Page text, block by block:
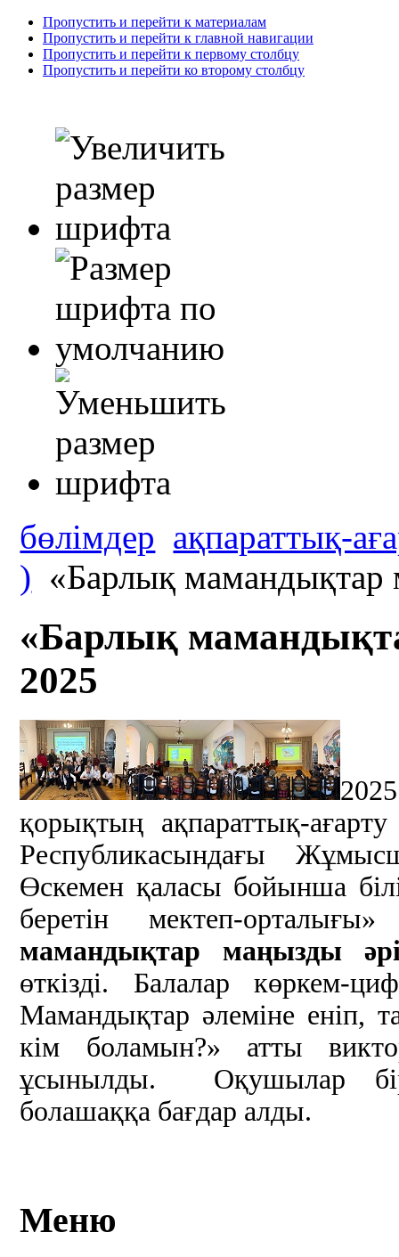
Пропустить и перейти к материалам
Пропустить и перейти к главной навигации
Пропустить и перейти к первому столбцу
Пропустить и перейти ко второму столбцу
бөлімдер ақпараттық-
) «Барлық мамандықтар
«Барлық
2025
қорықтың ақпараттық-ағарту
Республикасындағы
Өскемен қаласы бойынша
беретін мектеп-
мамандықтар маңызды
өткізді. Балалар көркем-
Мамандықтар әлеміне еніп,
кім боламын?» атты
ұсынылды. Оқушылар
болашаққа бағдар алды.
Меню